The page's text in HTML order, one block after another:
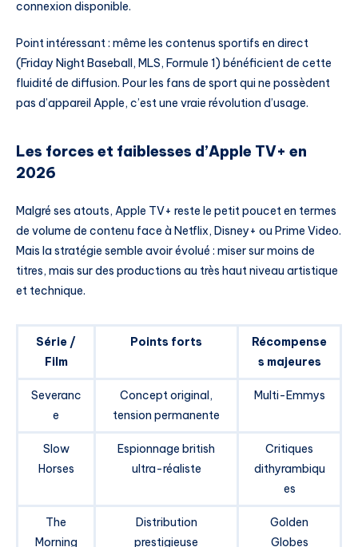
connexion disponible.
Point intéressant : même les contenus sportifs en direct
(Friday Night Baseball, MLS, Formule 1) bénéficient de cette
fluidité de diffusion. Pour les fans de sport qui ne possèdent
pas d’appareil Apple, c’est une vraie révolution d’usage.
Les forces et faiblesses d’Apple TV+ en
2026
Malgré ses atouts, Apple TV+ reste le petit poucet en termes
de volume de contenu face à Netflix, Disney+ ou Prime Video.
Mais la stratégie semble avoir évolué : miser sur moins de
titres, mais sur des productions au très haut niveau artistique
et technique.
Série /
Film
Points forts
Récompense
s majeures
Severanc
e
Concept original,
tension permanente
Multi-Emmys
Slow
Horses
Espionnage british
ultra-réaliste
Critiques
dithyrambiqu
es
The
Morning
Distribution
prestigieuse
Golden
Globes